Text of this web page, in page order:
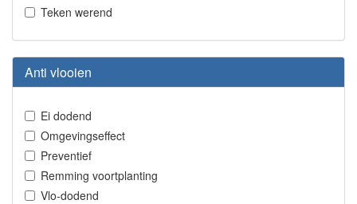
Teken werend
Anti vlooien
Ei dodend
Omgevingseffect
Preventief
Remming voortplanting
Vlo-dodend